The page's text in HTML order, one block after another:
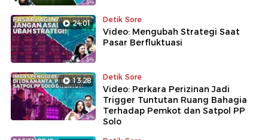
24:01 Detik Sore
Video: Mengubah Strategi Saat
Pasar Berfluktuasi
13:28 Detik Sore
Video: Perkara Perizinan Jadi
Trigger Tuntutan Ruang Bahagia
Terhadap Pemkot dan Satpol PP
Solo